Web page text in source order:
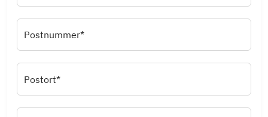
Postnummer*
Postort*